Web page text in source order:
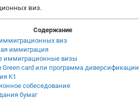
виз.
Содержание
виз
иммиграция
иммиграционные визы
Green card или программа диверсификации
K1
собеседование
бумаг